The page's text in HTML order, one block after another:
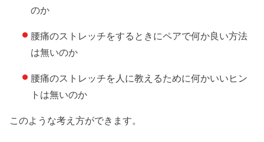
のか
腰痛のストレッチをするときにペアで何か良い方法
は無いのか
腰痛のストレッチを人に教えるために何かいいヒン
トは無いのか
このような考え方ができます。